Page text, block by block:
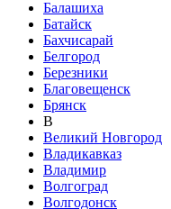
Балашиха
Батайск
Бахчисарай
Белгород
Березники
Благовещенск
Брянск
В
Великий Новгород
Владикавказ
Владимир
Волгоград
Волгодонск